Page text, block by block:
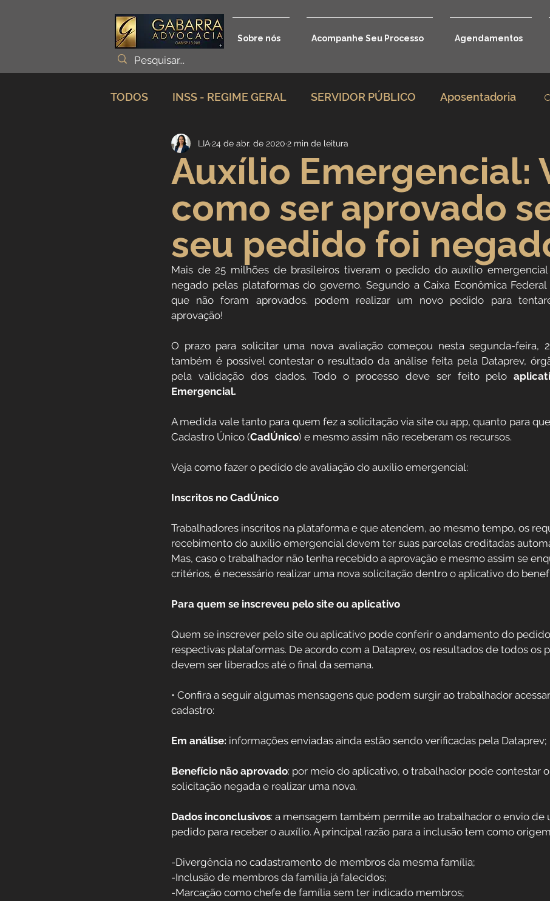
Sobre nós Acompanhe Seu Processo Agendamentos
TODOS INSS - REGIME GERAL SERVIDOR PÚBLICO Aposentadoria
Planejamento Previdenciário Direito Previdenciário
Benefícios por incapacidade
Aposentadoria Especial Aposentadoria por idade Carreira Jurídica
Previdência Internacional Direitos Sociais
Previdência para Trabalhadores Aposentadoria por Invalidez
Novidades Profissões da Saúde
Aposentadoria do Servidor Público Reforma da previdência
Auxílio Emergencial:
como ser aprovado
seu pedido foi
LIA24 de abr. de 2020 2 min de leitura
Mais de 25 milhões de brasileiros tiveram o pedido do auxílio
negado pelas plataformas do governo. Segundo a Caixa Econômica Federal
que não foram aprovados. podem realizar um novo pedido para
aprovação!
O prazo para solicitar uma nova avaliação começou nesta segunda-feira,
também é possível contestar o resultado da análise feita pela Dataprev,
pela validação dos dados. Todo o processo deve ser feito pelo
Emergencial.
A medida vale tanto para quem fez a solicitação via site ou app, quanto para
Cadastro Único (CadÚnico) e mesmo assim não receberam os recursos.
Veja como fazer o pedido de avaliação do auxílio emergencial:
Inscritos no CadÚnico
Trabalhadores inscritos na plataforma e que atendem, ao mesmo tempo, os
recebimento do auxílio emergencial devem ter suas parcelas creditadas
Mas, caso o trabalhador não tenha recebido a aprovação e mesmo assim se
critérios, é necessário realizar uma nova solicitação dentro o aplicativo do
Para quem se inscreveu pelo site ou aplicativo
Quem se inscrever pelo site ou aplicativo pode conferir o andamento do
respectivas plataformas. De acordo com a Dataprev, os resultados de todos os
devem ser liberados até o final da semana.
• Confira a seguir algumas mensagens que podem surgir ao trabalhador
cadastro:
Em análise: informações enviadas ainda estão sendo verificadas pela Dataprev;
Benefício não aprovado: por meio do aplicativo, o trabalhador pode contestar
solicitação negada e realizar uma nova.
Dados inconclusivos: a mensagem também permite ao trabalhador o envio de
pedido para receber o auxílio. A principal razão para a inclusão tem como
-Divergência no cadastramento de membros da mesma família;
-Inclusão de membros da família já falecidos;
-Marcação como chefe de família sem ter indicado membros;